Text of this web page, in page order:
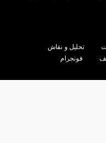
تحليل و نقاش
فونجرام